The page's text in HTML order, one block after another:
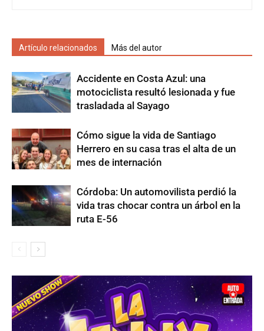
Artículo relacionados Más del autor
Accidente en Costa Azul: una
motociclista resultó lesionada y fue
trasladada al Sayago
Cómo sigue la vida de Santiago
Herrero en su casa tras el alta de un
mes de internación
Córdoba: Un automovilista perdió la
vida tras chocar contra un árbol en la
ruta E-56